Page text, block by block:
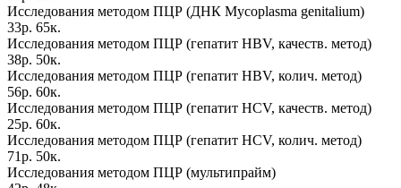
Исследования методом ПЦР (ДНК Mycoplasma genitalium)
33р. 65к.
Исследования методом ПЦР (гепатит HBV, качеств. метод)
38р. 50к.
Исследования методом ПЦР (гепатит HBV, колич. метод)
56р. 60к.
Исследования методом ПЦР (гепатит HCV, качеств. метод)
25р. 60к.
Исследования методом ПЦР (гепатит HCV, колич. метод)
71р. 50к.
Исследования методом ПЦР (мультипрайм)